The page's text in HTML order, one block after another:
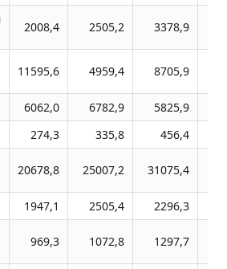
2008,4 2505,2 3378,9
11595,6 4959,4 8705,9
6062,0 6782,9 5825,9
274,3 335,8 456,4
20678,8 25007,2 31075,4
1947,1 2505,4 2296,3
969,3 1072,8 1297,7